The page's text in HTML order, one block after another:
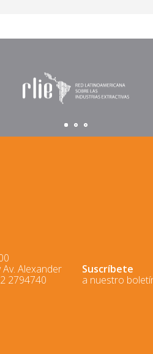
Alexander
2794740
Suscríbete
a nuestro